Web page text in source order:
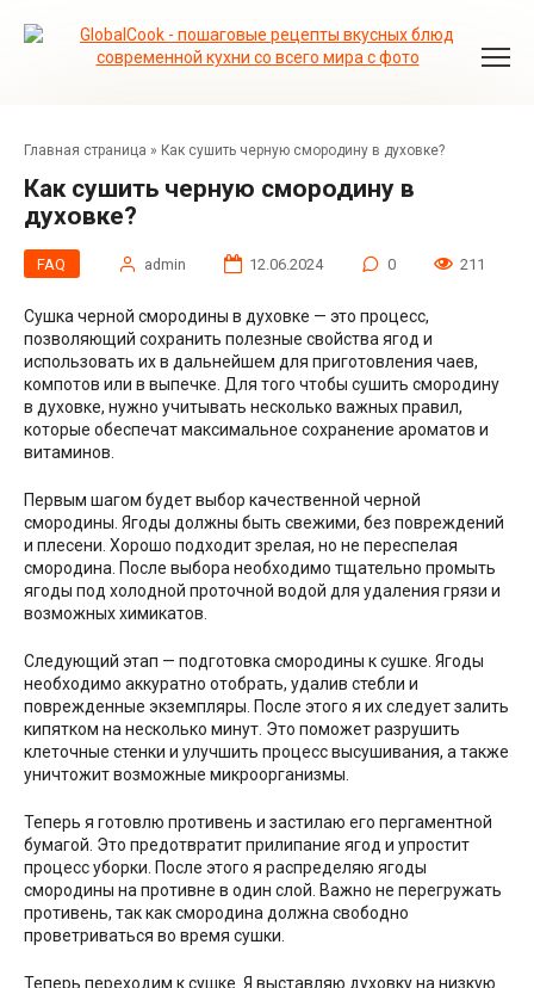
Главная страница » Как сушить черную смородину в духовке?
Как сушить черную смородину в
духовке?
FAQ admin 12.06.2024 0 211
Сушка черной смородины в духовке — это процесс,
позволяющий сохранить полезные свойства ягод и
использовать их в дальнейшем для приготовления чаев,
компотов или в выпечке. Для того чтобы сушить смородину
в духовке, нужно учитывать несколько важных правил,
которые обеспечат максимальное сохранение ароматов и
витаминов.
Первым шагом будет выбор качественной черной
смородины. Ягоды должны быть свежими, без повреждений
и плесени. Хорошо подходит зрелая, но не переспелая
смородина. После выбора необходимо тщательно промыть
ягоды под холодной проточной водой для удаления грязи и
возможных химикатов.
Следующий этап — подготовка смородины к сушке. Ягоды
необходимо аккуратно отобрать, удалив стебли и
поврежденные экземпляры. После этого я их следует залить
кипятком на несколько минут. Это поможет разрушить
клеточные стенки и улучшить процесс высушивания, а также
уничтожит возможные микроорганизмы.
Теперь я готовлю противень и застилаю его пергаментной
бумагой. Это предотвратит прилипание ягод и упростит
процесс уборки. После этого я распределяю ягоды
смородины на противне в один слой. Важно не перегружать
противень, так как смородина должна свободно
проветриваться во время сушки.
Теперь переходим к сушке. Я выставляю духовку на низкую